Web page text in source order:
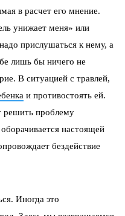
в расчет его мнение.
унижает меня» или
прислушаться к нему, а
лишь бы ничего не
В ситуацией с травлей,
и противостоять ей.
решить проблему
настоящей
бездействие
Иногда это